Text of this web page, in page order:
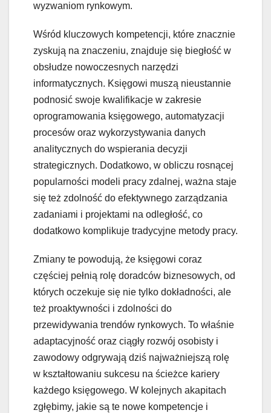
wyzwaniom rynkowym.
Wśród kluczowych kompetencji, które znacznie
zyskują na znaczeniu, znajduje się biegłość w
obsłudze nowoczesnych narzędzi
informatycznych. Księgowi muszą nieustannie
podnosić swoje kwalifikacje w zakresie
oprogramowania księgowego, automatyzacji
procesów oraz wykorzystywania danych
analitycznych do wspierania decyzji
strategicznych. Dodatkowo, w obliczu rosnącej
popularności modeli pracy zdalnej, ważna staje
się też zdolność do efektywnego zarządzania
zadaniami i projektami na odległość, co
dodatkowo komplikuje tradycyjne metody pracy.
Zmiany te powodują, że księgowi coraz
częściej pełnią rolę doradców biznesowych, od
których oczekuje się nie tylko dokładności, ale
też proaktywności i zdolności do
przewidywania trendów rynkowych. To właśnie
adaptacyjność oraz ciągły rozwój osobisty i
zawodowy odgrywają dziś najważniejszą rolę
w kształtowaniu sukcesu na ścieżce kariery
każdego księgowego. W kolejnych akapitach
zgłębimy, jakie są te nowe kompetencje i